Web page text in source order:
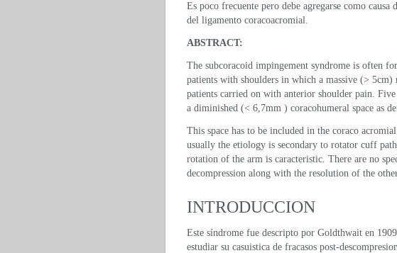
Es poco frecuente pero debe agregarse como
del ligamento coracoacromial.
ABSTRACT:
The subcoracoid impingement syndrome is often
patients with shoulders in which a massive (>
patients carried on with anterior shoulder pain.
a diminished (< 6,7mm ) coracohumeral space as
This space has to be included in the coraco
usually the etiology is secondary to rotator cuff
rotation of the arm is caracteristic. There are no
decompression along with the resolution of the
INTRODUCCION
Este síndrome fue descripto por Goldthwait en
estudiar su casuistica de fracasos post-